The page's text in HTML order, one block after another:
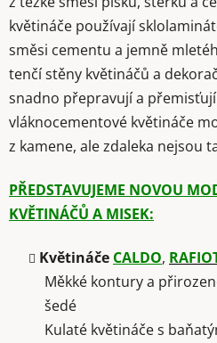
květináče používají
směsi cementu a jemně
tenčí stěny květináčů a
snadno přepravují a
vláknocementové květináče
z kamene, ale zdaleka nejsou
PŘEDSTAVUJEME NOVOU
KVĚTINÁČŮ A MISEK:
Květináče CALDO,
Měkké kontury a
šedé
Kulaté květináče s